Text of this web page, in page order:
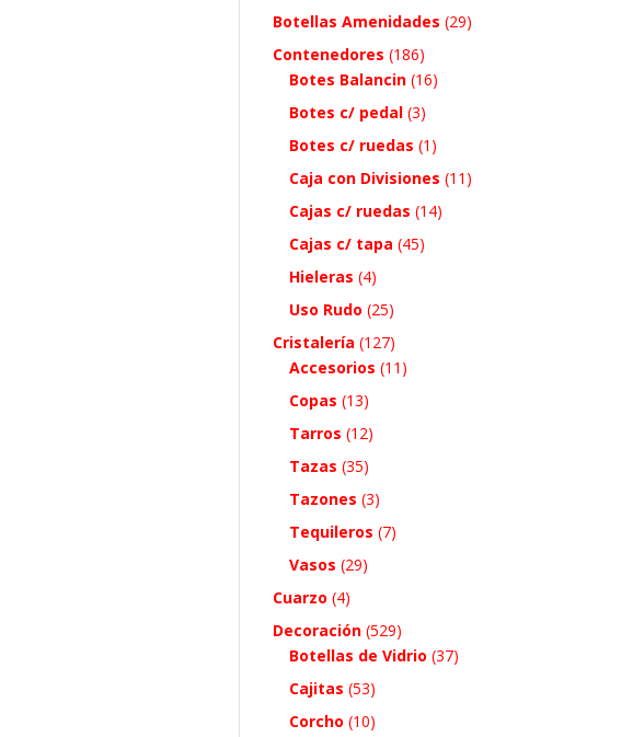
Botellas Amenidades (29)
Contenedores (186)
Botes Balancin (16)
Botes c/ pedal (3)
Botes c/ ruedas (1)
Caja con Divisiones (11)
Cajas c/ ruedas (14)
Cajas c/ tapa (45)
Hieleras (4)
Uso Rudo (25)
Cristalería (127)
Accesorios (11)
Copas (13)
Tarros (12)
Tazas (35)
Tazones (3)
Tequileros (7)
Vasos (29)
Cuarzo (4)
Decoración (529)
Botellas de Vidrio (37)
Cajitas (53)
Corcho (10)